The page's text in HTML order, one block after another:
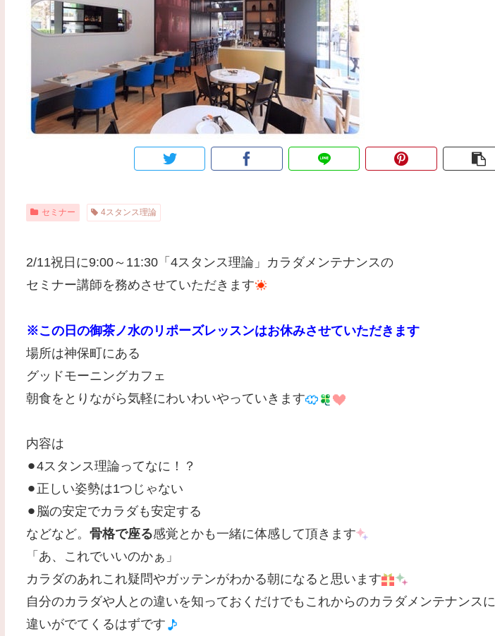
セミナー 4スタンス理論
2/11祝日に9:00～11:30「4スタンス理論」カラダメンテナンスの
セミナー講師を務めさせていただきます
※この日の御茶ノ水のリポーズレッスンはお休みさせていただきます
場所は神保町にある
グッドモーニングカフェ
朝食をとりながら気軽にわいわいやっていきます
内容は
⚫︎4スタンス理論ってなに！？
⚫︎正しい姿勢は1つじゃない
⚫︎脳の安定でカラダも安定する
などなど。 骨格で座る感覚とかも一緒に体感して頂きます
「あ、これでいいのかぁ」
カラダのあれこれ疑問やガッテンがわかる朝になると思います
自分のカラダや人との違いを知っておくだけでもこれからのカラダメンテナンスに
違いがでてくるはずです